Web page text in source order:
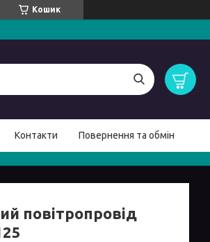
Кошик
Контакти Повернення та обмін
повітропровід